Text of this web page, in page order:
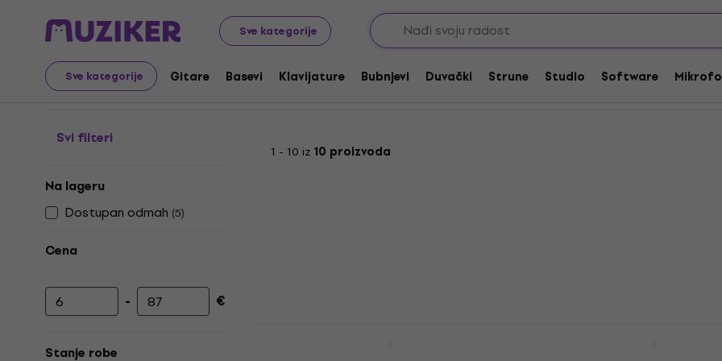
Sve kategorije
Sve kategorije Gitare Basevi Klavijature Bubnjevi Duvački Strune Studio Software
Muzički instrumenti Bubnjevi Oprema za bubnjeve Držači za palice
Držači za palice
Svi filteri
Na lageru
Dostupan odmah (5)
Cena
Minimalna cena
- Maksimalna cena
€
Stanje robe
1 - 10 iz 10 proizvoda